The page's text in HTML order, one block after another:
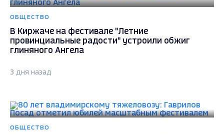
ОБЩЕСТВО
В Киржаче на фестивале "Летние
провинциальные радости" устроили обжиг
глиняного Ангела
3 дня назад
ОБЩЕСТВО